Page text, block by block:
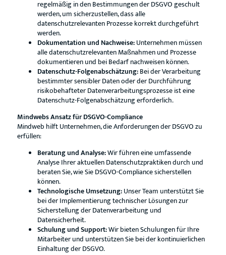
regelmäßig in den Bestimmungen der DSGVO geschult
werden, um sicherzustellen, dass alle
datenschutzrelevanten Prozesse korrekt durchgeführt
werden.
Dokumentation und Nachweise:Unternehmen müssen
alle datenschutzrelevanten Maßnahmen und Prozesse
dokumentieren und bei Bedarf nachweisen können.
Datenschutz-Folgenabschätzung:Bei der Verarbeitung
bestimmter sensibler Daten oder der Durchführung
risikobehafteter Datenverarbeitungsprozesse ist eine
Datenschutz-Folgenabschätzung erforderlich.
Mindwebs Ansatz für DSGVO-Compliance
Mindweb hilft Unternehmen, die Anforderungen der DSGVO zu
erfüllen:
Beratung und Analyse:Wir führen eine umfassende
Analyse Ihrer aktuellen Datenschutzpraktiken durch und
beraten Sie, wie Sie DSGVO-Compliance sicherstellen
können.
Technologische Umsetzung:Unser Team unterstützt Sie
bei der Implementierung technischer Lösungen zur
Sicherstellung der Datenverarbeitung und
Datensicherheit.
Schulung und Support:Wir bieten Schulungen für Ihre
Mitarbeiter und unterstützen Sie bei der kontinuierlichen
Einhaltung der DSGVO.